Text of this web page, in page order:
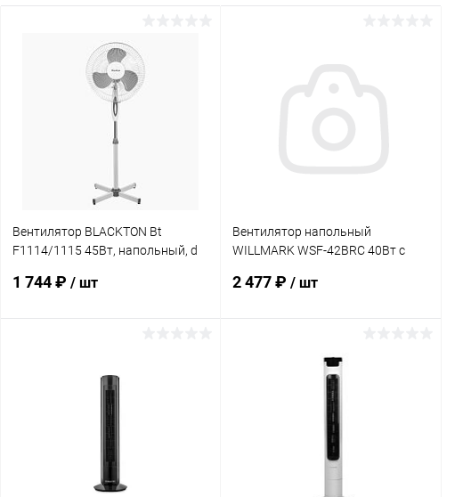
Вентилятор BLACKTON Bt
F1114/1115 45Вт, напольный, d
1 744 ₽ / шт
Купить в 1 клик
Вентилятор напольный
WILLMARK WSF-42BRC 40Вт с
2 477 ₽/ шт
В корзину
Купить в 1 клик